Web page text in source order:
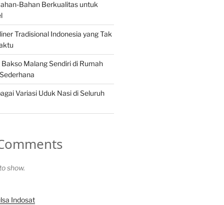
Bahan Berkualitas untuk
Tradisional Indonesia yang Tak
Malang Sendiri di Rumah
Variasi Uduk Nasi di Seluruh
show.
Indosat